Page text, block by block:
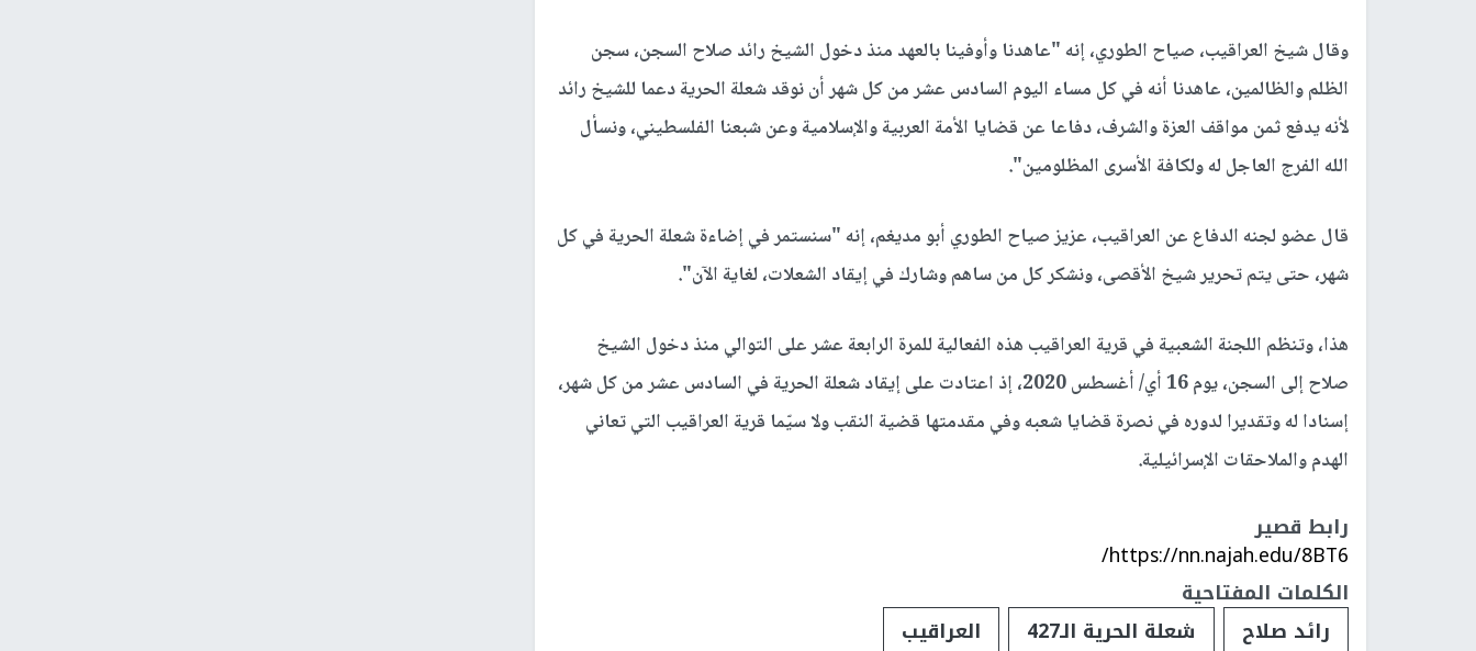
وقال شيخ العراقيب، صياح الطوري، إنه "عاهدنا وأوفينا بالعهد منذ دخول الشيخ رائد صلاح السجن، سجن
الظلم والظالمين، عاهدنا أنه في كل مساء اليوم السادس عشر من كل شهر أن نوقد شعلة الحرية دعما للشيخ رائد
لأنه يدفع ثمن مواقف العزة والشرف، دفاعا عن قضايا الأمة العربية والإسلامية وعن شبعنا الفلسطيني، ونسأل
الله الفرج العاجل له ولكافة الأسرى المظلومين".
قال عضو لجنه الدفاع عن العراقيب، عزيز صياح الطوري أبو مديغم، إنه "سنستمر في إضاءة شعلة الحرية في كل
شهر، حتى يتم تحرير شيخ الأقصى، ونشكر كل من ساهم وشارك في إيقاد الشعلات، لغاية الآن".
هذا، وتنظم اللجنة الشعبية في قرية العراقيب هذه الفعالية للمرة الرابعة عشر على التوالي منذ دخول الشيخ
صلاح إلى السجن، يوم 16 أي/ أغسطس 2020، إذ اعتادت على إيقاد شعلة الحرية في السادس عشر من كل شهر،
إسنادا له وتقديرا لدوره في نصرة قضايا شعبه وفي مقدمتها قضية النقب ولا سيّما قرية العراقيب التي تعاني
الهدم والملاحقات الإسرائيلية.
رابط قصير
https://nn.najah.edu/8BT6/
الكلمات المفتاحية
رائد صلاح
شعلة الحرية الـ427 العراقيب